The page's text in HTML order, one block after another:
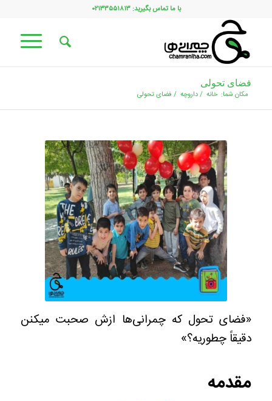
با ما تماس بگیرید: ۰۲۱۳۳۵۵۱۸۱۳
فضای تحولی
مکان شما: خانه /داروچه / فضای تحولی
«فضای تحول که چمرانی‌ها ازش صحبت میکنن
دقیقاً چطوریه؟»
مقدمه